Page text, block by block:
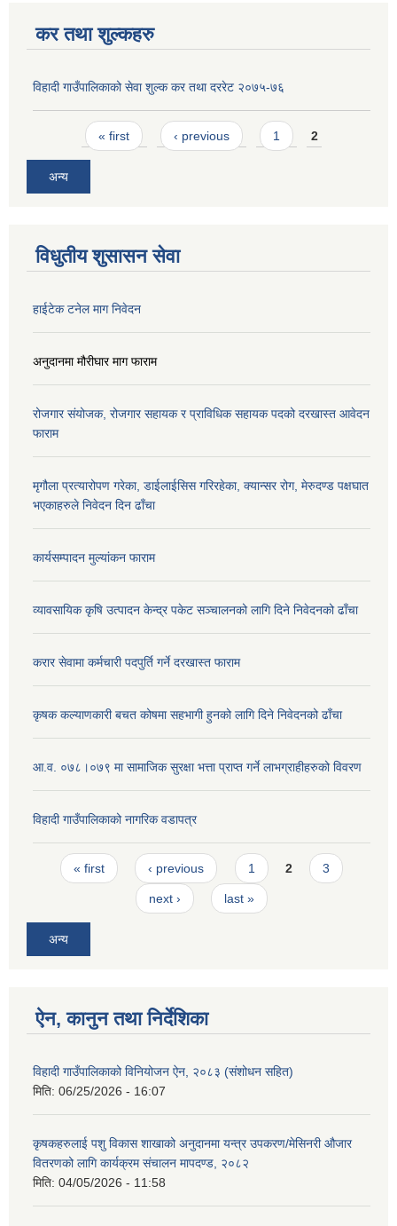
कर तथा शुल्कहरु
विहादी गाउँपालिकाको सेवा शुल्क कर तथा दररेट २०७५-७६
Pages« first ‹ previous 1 2
अन्य
विधुतीय शुसासन सेवा
हाईटेक टनेल माग निवेदन
अनुदानमा मौरीघार माग फाराम
रोजगार संयोजक, रोजगार सहायक र प्राविधिक सहायक पदको दरखास्त आवेदन
फाराम
मृगौला प्रत्यारोपण गरेका, डाईलाईसिस गरिरहेका, क्यान्सर रोग, मेरुदण्ड पक्षघात
भएकाहरुले निवेदन दिन ढाँचा
कार्यसम्पादन मुल्यांकन फाराम
व्यावसायिक कृषि उत्पादन केन्द्र पकेट सञ्चालनको लागि दिने निवेदनको ढाँचा
करार सेवामा कर्मचारी पदपुर्ति गर्ने दरखास्त फाराम
कृषक कल्याणकारी बचत कोषमा सहभागी हुनको लागि दिने निवेदनको ढाँचा
आ.व. ०७८।०७९ मा सामाजिक सुरक्षा भत्ता प्राप्त गर्ने लाभग्राहीहरुको विवरण
विहादी गाउँपालिकाको नागरिक वडापत्र
Pages
« first ‹ previous 1 2 3
next › last »
अन्य
ऐन, कानुन तथा निर्देशिका
विहादी गाउँपालिकाको विनियोजन ऐन, २०८३ (संशोधन सहित)
मिति: 06/25/2026 - 16:07
कृषकहरुलाई पशु विकास शाखाको अनुदानमा यन्त्र उपकरण/मेसिनरी औजार
वितरणको लागि कार्यक्रम संचालन मापदण्ड, २०८२
मिति: 04/05/2026 - 11:58